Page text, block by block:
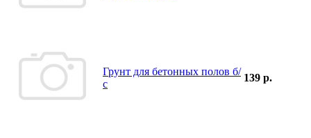
Грунт для бетонных полов б/
с
139 р.